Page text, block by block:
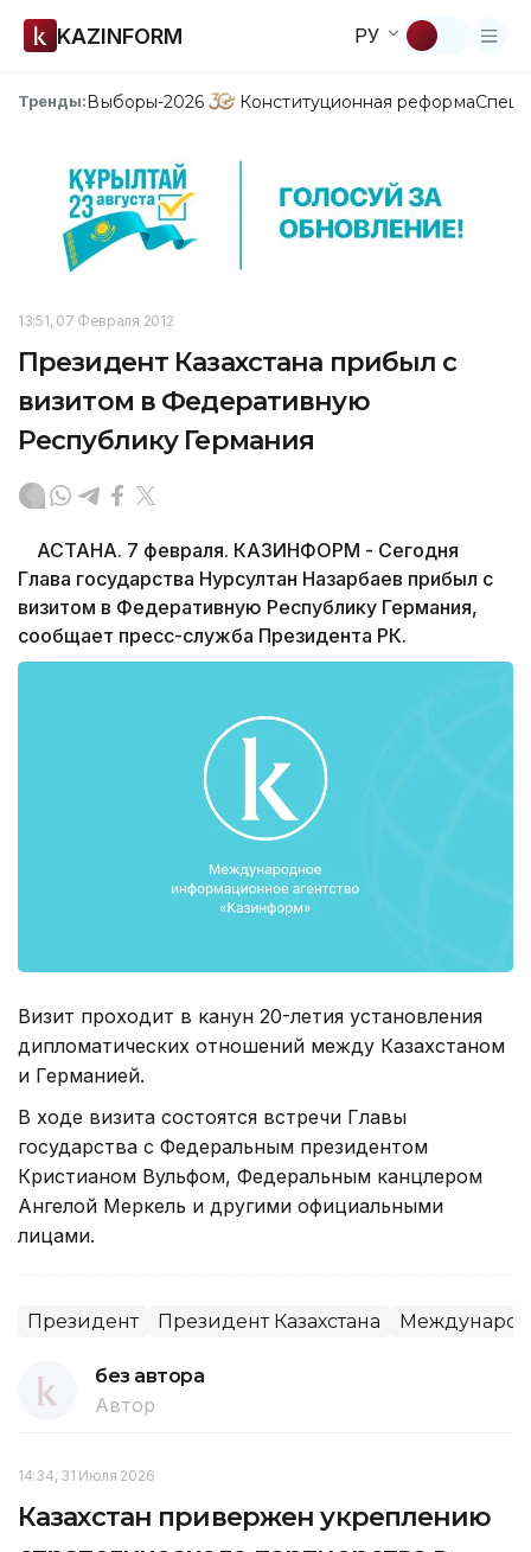
KAZINFORM РУ
Тренды:Выборы-2026 Конституционная реформа
13:51, 07 Февраля 2012
Президент Казахстана прибыл с
визитом в Федеративную
Республику Германия
АСТАНА. 7 февраля. КАЗИНФОРМ - Сегодня
Глава государства Нурсултан Назарбаев прибыл с
визитом в Федеративную Республику Германия,
сообщает пресс-служба Президента РК.
Визит проходит в канун 20-летия установления
дипломатических отношений между Казахстаном
и Германией.
В ходе визита состоятся встречи Главы
государства с Федеральным президентом
Кристианом Вульфом, Федеральным канцлером
Ангелой Меркель и другими официальными
лицами.
Президент Президент Казахстана
без автора
Автор
14:34, 31 Июля 2026
Казахстан привержен укреплению